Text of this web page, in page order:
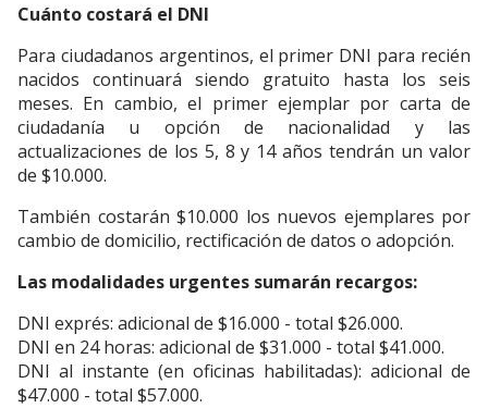
Cuánto costará el DNI
Para ciudadanos argentinos, el primer DNI para recién
nacidos continuará siendo gratuito hasta los seis
meses. En cambio, el primer ejemplar por carta de
ciudadanía u opción de nacionalidad y las
actualizaciones de los 5, 8 y 14 años tendrán un valor
de $10.000.
También costarán $10.000 los nuevos ejemplares por
cambio de domicilio, rectificación de datos o adopción.
Las modalidades urgentes sumarán recargos:
DNI exprés: adicional de $16.000 - total $26.000.
DNI en 24 horas: adicional de $31.000 - total $41.000.
DNI al instante (en oficinas habilitadas): adicional de
$47.000 - total $57.000.